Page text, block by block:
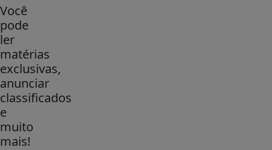
Você
pode
ler
matérias
exclusivas,
anunciar
classificados
e
muito
mais!